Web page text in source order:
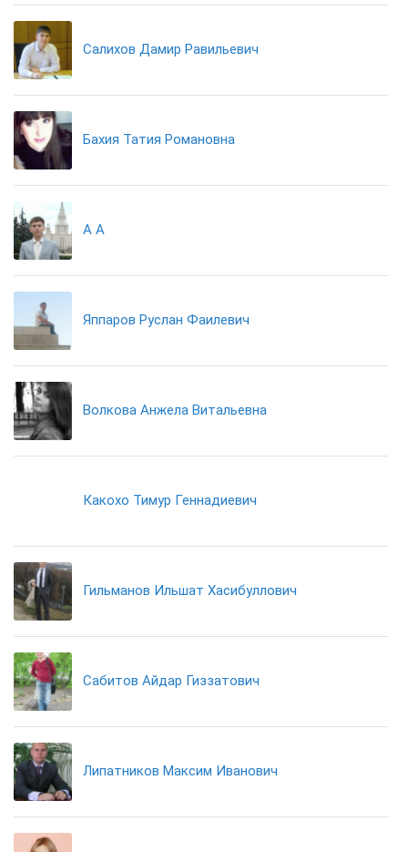
Салихов Дамир Равильевич
Бахия Татия Романовна
А А
Яппаров Руслан Фаилевич
Волкова Анжела Витальевна
Какохо Тимур Геннадиевич
Гильманов Ильшат Хасибуллович
Сабитов Айдар Гиззатович
Липатников Максим Иванович